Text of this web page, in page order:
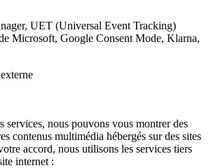
UET (Universal Event Tracking)
Microsoft, Google Consent Mode, Klarna,
services, nous pouvons vous montrer des
contenus multimédia hébergés sur des sites
accord, nous utilisons les services tiers
internet :